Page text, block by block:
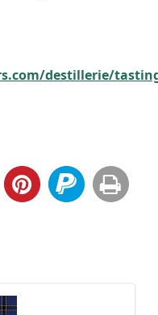
destillerie/